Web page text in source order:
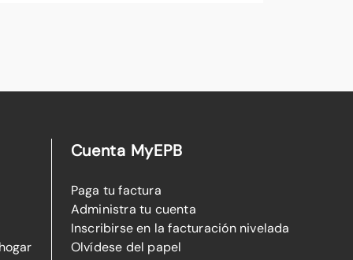
Cuenta MyEPB
Paga tu factura
Administra tu cuenta
Inscribirse en la facturación nivelada
Olvídese del papel